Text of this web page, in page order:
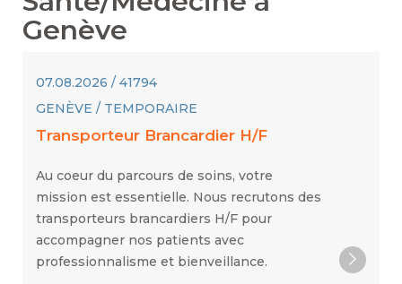
Genève
07.08.2026 / 41794
GENÈVE / TEMPORAIRE
Transporteur Brancardier H/F
Au coeur du parcours de soins, votre
mission est essentielle. Nous recrutons des
transporteurs brancardiers H/F pour
accompagner nos patients avec
professionnalisme et bienveillance.